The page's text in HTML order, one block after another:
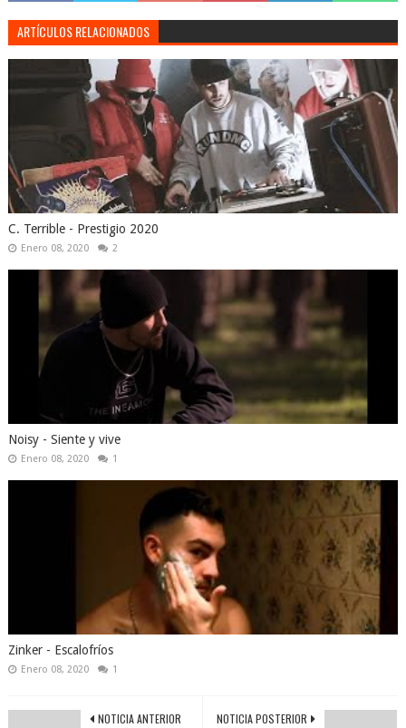
ARTÍCULOS RELACIONADOS
C. Terrible - Prestigio 2020
Enero 08, 2020 2
Noisy - Siente y vive
Enero 08, 2020 1
Zinker - Escalofríos
Enero 08, 2020 1
NOTICIA POSTERIOR
NOTICIA ANTERIOR